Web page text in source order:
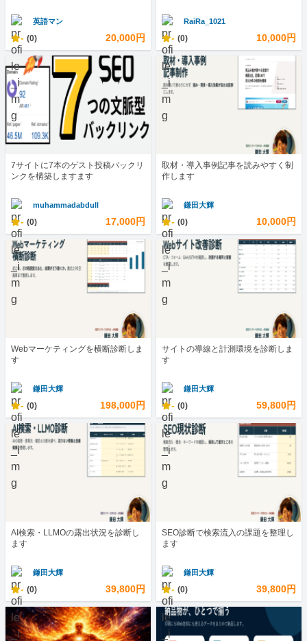
英語マン
- (0) 20,000円
RaiRa_1021
- (0) 10,000円
7サイトに7本のゲスト投稿バックリ
ンクを構築しますます
muhammadabdull
- (0) 17,000円
取材・導入事例記事を読みやすく制
作します
鎌田大輝
- (0) 10,000円
Webマーケティングを横断診断しま
す
鎌田大輝
- (0) 198,000円
サイトの導線と計測環境を診断しま
す
鎌田大輝
- (0) 59,800円
AI検索・LLMOの露出状況を診断し
ます
鎌田大輝
- (0) 39,800円
SEO診断で検索流入の課題を整理し
ます
鎌田大輝
- (0) 39,800円